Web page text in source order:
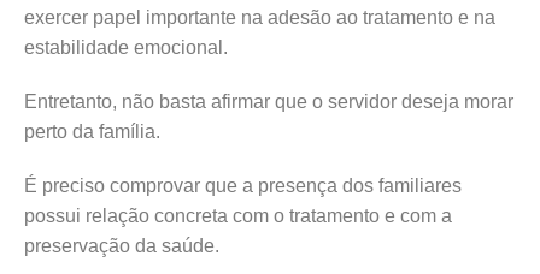
exercer papel importante na adesão ao tratamento e na
estabilidade emocional.
Entretanto, não basta afirmar que o servidor deseja morar
perto da família.
É preciso comprovar que a presença dos familiares
possui relação concreta com o tratamento e com a
preservação da saúde.